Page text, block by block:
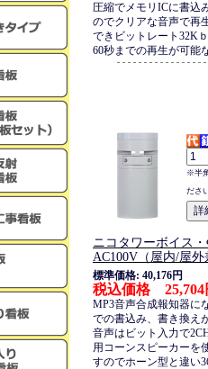
圧縮でメモリICに書込
のでクリアな音声で再
できビットレート32K
60秒までの再生が可能
※半
ださ
ニコタワーボイス
AC100V（屋内/屋外
標準価格: 40,176円
税込価格 25,704
MP3音声合成報知器に
での書込み、書き換え
音声はビット入力で
用コーンスピーカーを
すのでホーン型と違い